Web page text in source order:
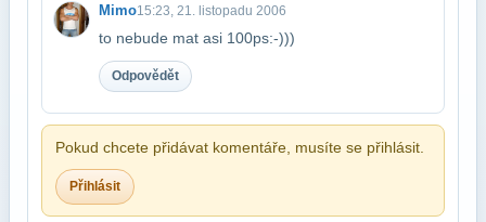
Mimo15:23, 21. listopadu 2006
to nebude mat asi 100ps:-)))
Odpovědět
Pokud chcete přidávat komentáře, musíte se přihlásit.
Přihlásit